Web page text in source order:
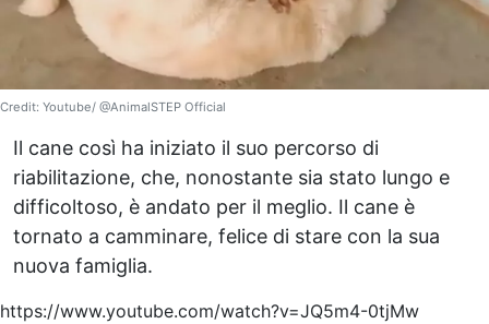
Credit: Youtube/ @AnimalSTEP Official
Il cane così ha iniziato il suo percorso di
riabilitazione, che, nonostante sia stato lungo e
difficoltoso, è andato per il meglio. Il cane è
tornato a camminare, felice di stare con la sua
nuova famiglia.
https://www.youtube.com/watch?v=JQ5m4-0tjMw